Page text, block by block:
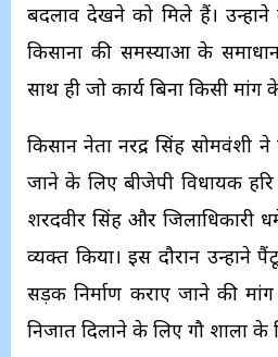
बदलाव देखने को मिले हैं। उन्होंने
किसानों की समस्याओं के
साथ ही जो कार्य बिना किसी मांग
किसान नेता नरेंद्र सिंह सोमवंशी
जाने के लिए बीजेपी विधायक हरि
शरदवीर सिंह और जिलाधिकारी
व्यक्त किया। इस दौरान
सड़क निर्माण कराए जाने की
निजात दिलाने के लिए गौ शाला के